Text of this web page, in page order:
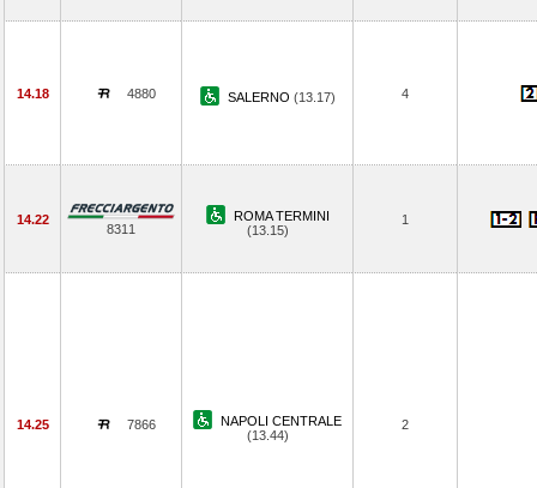
14.18 4880 SALERNO (13.17) 4
14.22
8311
ROMA TERMINI
(13.15)
1
14.25 7866
NAPOLI CENTRALE
(13.44)
2